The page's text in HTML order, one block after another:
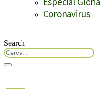
Coronavirus
Search